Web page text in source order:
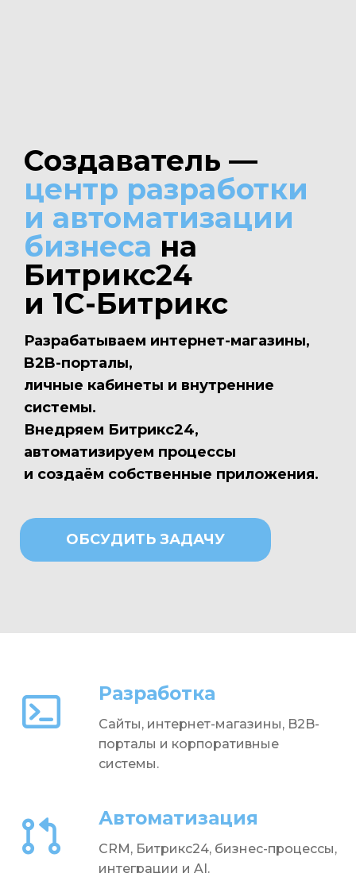
Создаватель —
центр разработки
и автоматизации
бизнеса на
Битрикс24
и 1С-Битрикс
Разрабатываем интернет-магазины,
B2B-порталы,
личные кабинеты и внутренние
системы.
Внедряем Битрикс24,
автоматизируем процессы
и создаём собственные приложения.
ОБСУДИТЬ ЗАДАЧУ
Разработка
Сайты, интернет-магазины, B2B-
порталы и корпоративные
системы.
Автоматизация
CRM, Битрикс24, бизнес-процессы,
интеграции и AI.